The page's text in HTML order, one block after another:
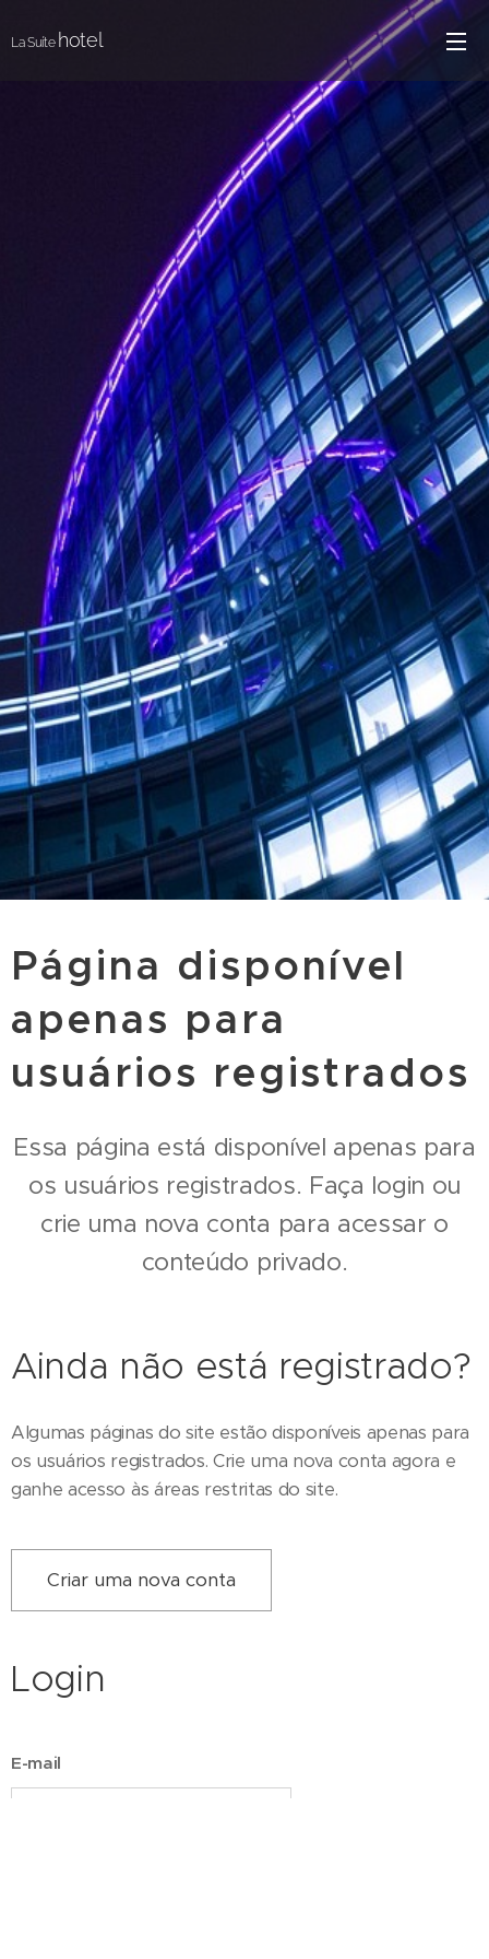
La Suíte hotel
Página disponível
apenas para
usuários registrados
Essa página está disponível apenas para
os usuários registrados. Faça login ou
crie uma nova conta para acessar o
conteúdo privado.
Ainda não está registrado?
Algumas páginas do site estão disponíveis apenas para
os usuários registrados. Crie uma nova conta agora e
ganhe acesso às áreas restritas do site.
Criar uma nova conta
Login
E-mail